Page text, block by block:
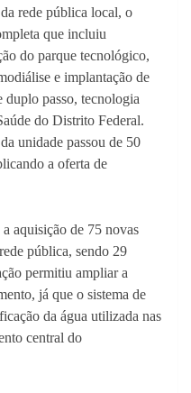
rede pública local, o
que incluiu
do parque tecnológico,
e implantação de
duplo passo, tecnologia
do Distrito Federal.
unidade passou de 50
a oferta de
aquisição de 75 novas
pública, sendo 29
permitiu ampliar a
já que o sistema de
da água utilizada nas
central do